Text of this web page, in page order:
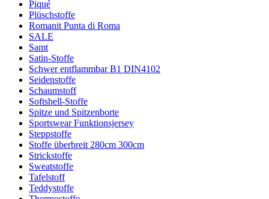
Piqué
Plüschstoffe
Romanit Punta di Roma
SALE
Samt
Satin-Stoffe
Schwer entflammbar B1 DIN4102
Seidenstoffe
Schaumstoff
Softshell-Stoffe
Spitze und Spitzenborte
Sportswear Funktionsjersey
Steppstoffe
Stoffe überbreit 280cm 300cm
Strickstoffe
Sweatstoffe
Tafelstoff
Teddystoffe